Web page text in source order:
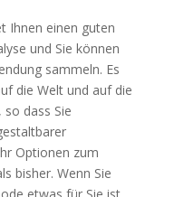
Ihnen einen guten
und Sie können
sammeln. Es
die Welt und auf die
dass Sie
Optionen zum
bisher. Wenn Sie